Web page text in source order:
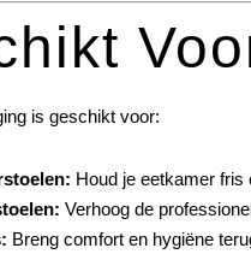
is geschikt voor:
Houd je eetkamer fris
Verhoog de
Breng comfort en hygiëne